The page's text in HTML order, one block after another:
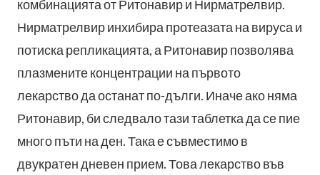
комбинацията от Ритонавир и Нирматрелвир.
Нирматрелвир инхибира протеазата на вируса и
потиска репликацията, а Ритонавир позволява
плазмените концентрации на първото
лекарство да останат по-дълги. Иначе ако няма
Ритонавир, би следвало тази таблетка да се пие
много пъти на ден. Така е съвместимо в
двукратен дневен прием. Това лекарство във